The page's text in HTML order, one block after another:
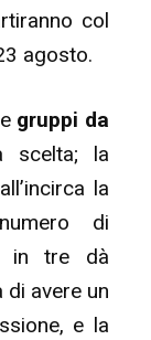
col
agosto.
gruppi da
scelta; la
la
di
in tre dà
avere un
e la